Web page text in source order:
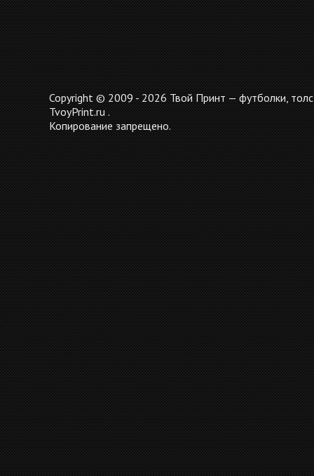
Copyright © 2009 - 2026 Твой Принт — футболки,
TvoyPrint.ru .
Копирование запрещено.